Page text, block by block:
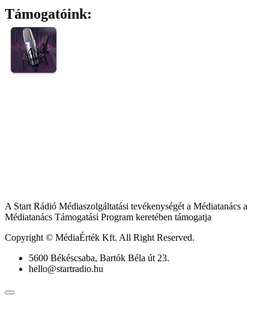
Támogatóink:
A Start Rádió Médiaszolgáltatási tevékenységét a Médiatanács a
Médiatanács Támogatási Program keretében támogatja
Copyright © MédiaÉrték Kft. All Right Reserved.
5600 Békéscsaba, Bartók Béla út 23.
hello@startradio.hu